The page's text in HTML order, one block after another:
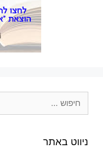
ניווט באתר